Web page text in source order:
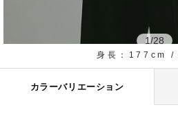
1/28
身長：177cm /
カラーバリエーション